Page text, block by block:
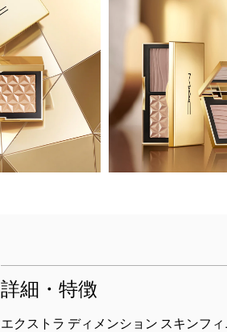
詳細・特徴
エクストラ ディメンション スキンフィ